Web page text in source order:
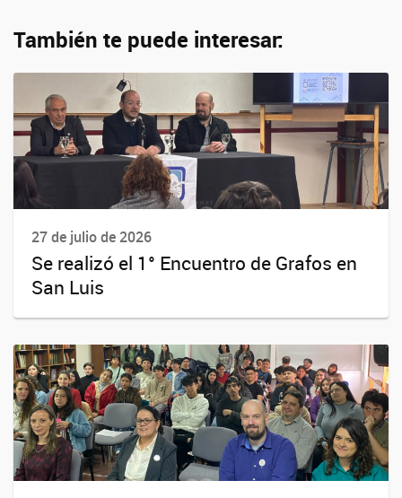
También te puede interesar:
27 de julio de 2026
Se realizó el 1° Encuentro de Grafos en
San Luis